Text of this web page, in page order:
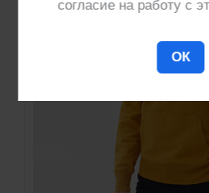
согласие на работу с
ОК